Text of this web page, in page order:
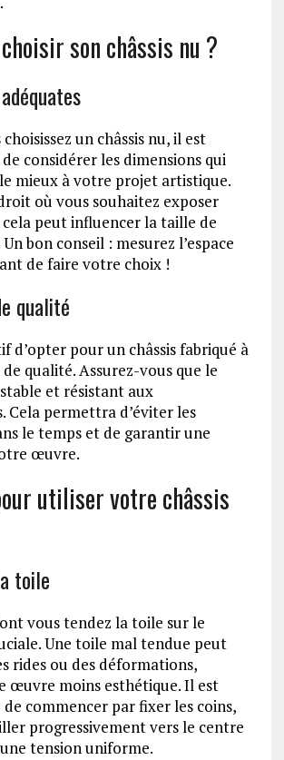
son châssis nu ?
un châssis nu, il est
considérer les dimensions qui
mieux à votre projet artistique.
où vous souhaitez exposer
peut influencer la taille de
bon conseil : mesurez l’espace
de faire votre choix !
qualité
d’opter pour un châssis fabriqué à
qualité. Assurez-vous que le
et résistant aux
Cela permettra d’éviter les
le temps et de garantir une
œuvre.
utiliser votre châssis
toile
vous tendez la toile sur le
Une toile mal tendue peut
rides ou des déformations,
œuvre moins esthétique. Il est
commencer par fixer les coins,
progressivement vers le centre
tension uniforme.